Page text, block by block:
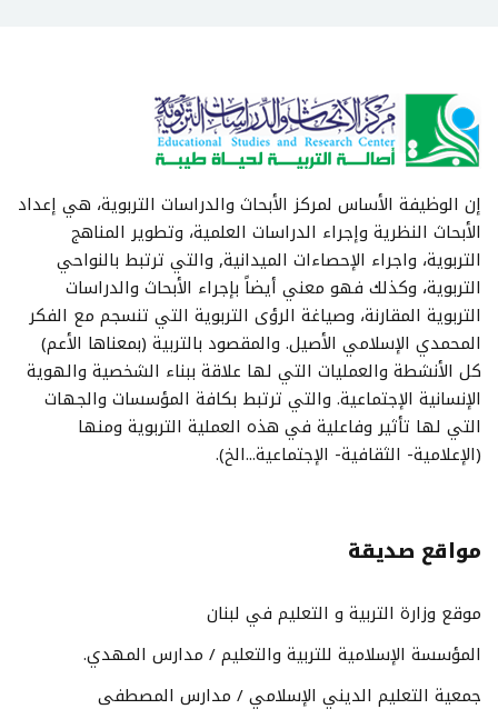
إن الوظيفة الأساس لمركز الأبحاث والدراسات التربوية، هي إعداد
الأبحاث النظرية وإجراء الدراسات العلمية، وتطوير المناهج
التربوية، واجراء الإحصاءات الميدانية, والتي ترتبط بالنواحي
التربوية، وكذلك فهو معني أيضاً بإجراء الأبحاث والدراسات
التربوية المقارنة، وصياغة الرؤى التربوية التي تنسجم مع الفكر
المحمدي الإسلامي الأصيل. والمقصود بالتربية (بمعناها الأعم)
كل الأنشطة والعمليات التي لها علاقة ببناء الشخصية والهوية
الإنسانية الإجتماعية. والتي ترتبط بكافة المؤسسات والجهات
التي لها تأثير وفاعلية في هذه العملية التربوية ومنها
(الإعلامية- الثقافية- الإجتماعية...الخ).
مواقع صديقة
موقع وزارة التربية و التعليم في لبنان
المؤسسة الإسلامية للتربية والتعليم / مدارس المهدي.
جمعية التعليم الديني الإسلامي / مدارس المصطفى